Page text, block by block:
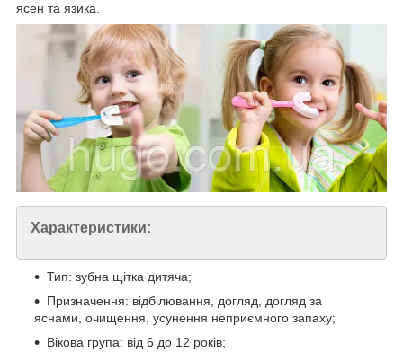
ясен та язика.
Характеристики:
Тип: зубна щітка дитяча;
Призначення: відбілювання, догляд, догляд за
яснами, очищення, усунення неприємного запаху;
Вікова група: від 6 до 12 років;